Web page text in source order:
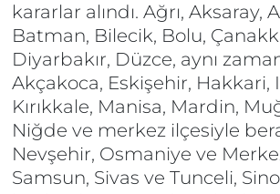
kararlar alındı. Ağrı, Aksaray,
Batman, Bilecik, Bolu,
Diyarbakır, Düzce, aynı
Akçakoca, Eskişehir, Hakkari,
Kırıkkale, Manisa, Mardin,
Niğde ve merkez ilçesiyle
Nevşehir, Osmaniye ve
Samsun, Sivas ve Tunceli,